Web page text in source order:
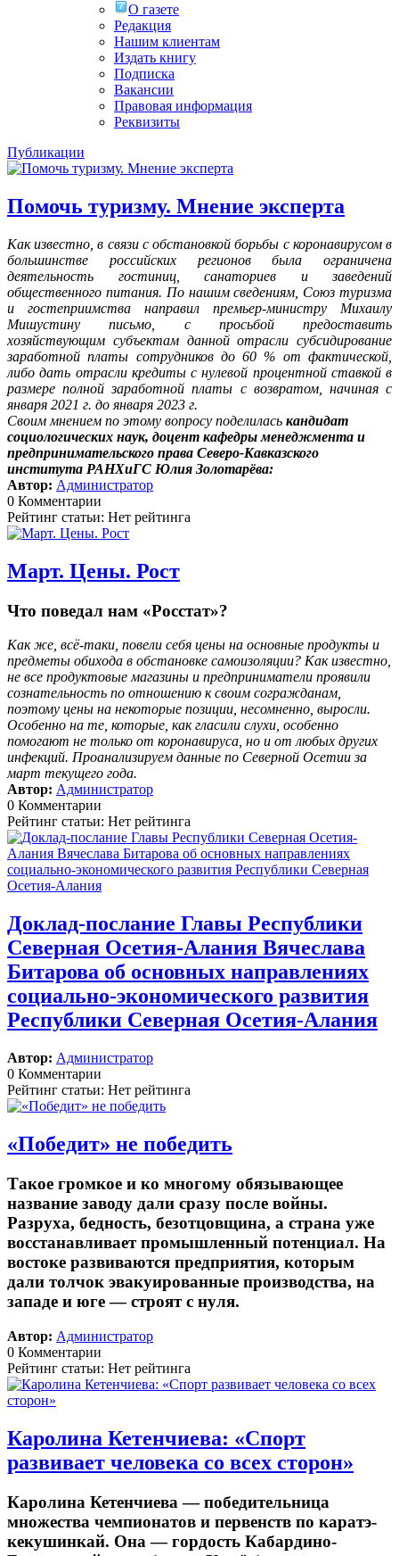
О газете
Редакция
Нашим клиентам
Издать книгу
Подписка
Вакансии
Правовая информация
Реквизиты
Публикации
Помочь туризму. Мнение эксперта
Как известно, в связи с обстановкой борьбы с коронавирусом в
большинстве российских регионов была ограничена
деятельность гостиниц, санаториев и заведений
общественного питания. По нашим сведениям, Союз туризма
и гостеприимства направил премьер-министру Михаилу
Мишустину письмо, с просьбой предоставить
хозяйствующим субъектам данной отрасли субсидирование
заработной платы сотрудников до 60 % от фактической,
либо дать отрасли кредиты с нулевой процентной ставкой в
размере полной заработной платы с возвратом, начиная с
января 2021 г. до января 2023 г.
Своим мнением по этому вопросу поделилась кандидат
социологических наук, доцент кафедры менеджмента и
предпринимательского права Северо-Кавказского
института РАНХиГС Юлия Золотарёва:
Автор: Администратор
0 Комментарии
Рейтинг статьи: Нет рейтинга
Март. Цены. Рост
Что поведал нам «Росстат»?
Как же, всё-таки, повели себя цены на основные продукты и
предметы обихода в обстановке самоизоляции? Как известно,
не все продуктовые магазины и предприниматели проявили
сознательность по отношению к своим согражданам,
поэтому цены на некоторые позиции, несомненно, выросли.
Особенно на те, которые, как гласили слухи, особенно
помогают не только от коронавируса, но и от любых других
инфекций. Проанализируем данные по Северной Осетии за
март текущего года.
Автор: Администратор
0 Комментарии
Рейтинг статьи: Нет рейтинга
Доклад-послание Главы Республики
Северная Осетия-Алания Вячеслава
Битарова об основных направлениях
социально-экономического развития
Республики Северная Осетия-Алания
Автор: Администратор
0 Комментарии
Рейтинг статьи: Нет рейтинга
«Победит» не победить
Такое громкое и ко многому обязывающее
название заводу дали сразу после войны.
Разруха, бедность, безотцовщина, а страна уже
восстанавливает промышленный потенциал. На
востоке развиваются предприятия, которым
дали толчок эвакуированные производства, на
западе и юге — строят с нуля.
Автор: Администратор
0 Комментарии
Рейтинг статьи: Нет рейтинга
Каролина Кетенчиева: «Спорт
развивает человека со всех сторон»
Каролина Кетенчиева — победительница
множества чемпионатов и первенств по каратэ-
кекушинкай. Она — гордость Кабардино-